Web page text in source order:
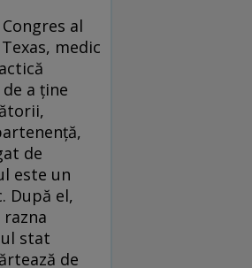
al
medic
a ţine
de
este un
După el,
stat
de